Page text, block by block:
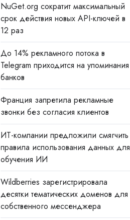
NuGet.org сократит максимальный
срок действия новых API-ключей в
12 раз
До 14% рекламного потока в
Telegram приходится на упоминания
банков
Франция запретила рекламные
звонки без согласия клиентов
ИТ-компании предложили смягчить
правила использования данных для
обучения ИИ
Wildberries зарегистрировала
десятки тематических доменов для
собственного мессенджера